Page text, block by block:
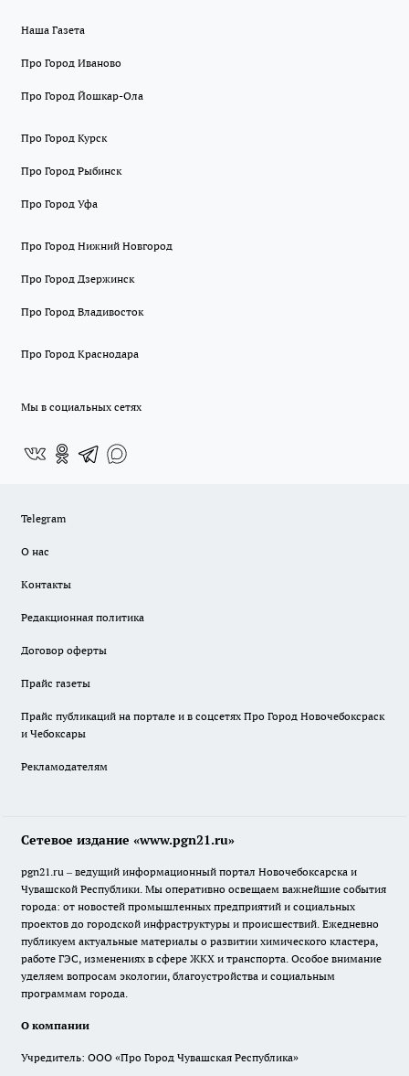
Наша Газета
Про Город Иваново
Про Город Йошкар-Ола
Про Город Курск
Про Город Рыбинск
Про Город Уфа
Про Город Нижний Новгород
Про Город Дзержинск
Про Город Владивосток
Про Город Краснодара
Мы в социальных сетях
Telegram
О нас
Контакты
Редакционная политика
Договор оферты
Прайс газеты
Прайс публикаций на портале и в соцсетях Про Город Новочебоксраск
и Чебоксары
Рекламодателям
Сетевое издание «www.pgn21.ru»
pgn21.ru – ведущий информационный портал Новочебоксарска и
Чувашской Республики. Мы оперативно освещаем важнейшие события
города: от новостей промышленных предприятий и социальных
проектов до городской инфраструктуры и происшествий. Ежедневно
публикуем актуальные материалы о развитии химического кластера,
работе ГЭС, изменениях в сфере ЖКХ и транспорта. Особое внимание
уделяем вопросам экологии, благоустройства и социальным
программам города.
О компании
Учредитель: ООО «Про Город Чувашская Республика»